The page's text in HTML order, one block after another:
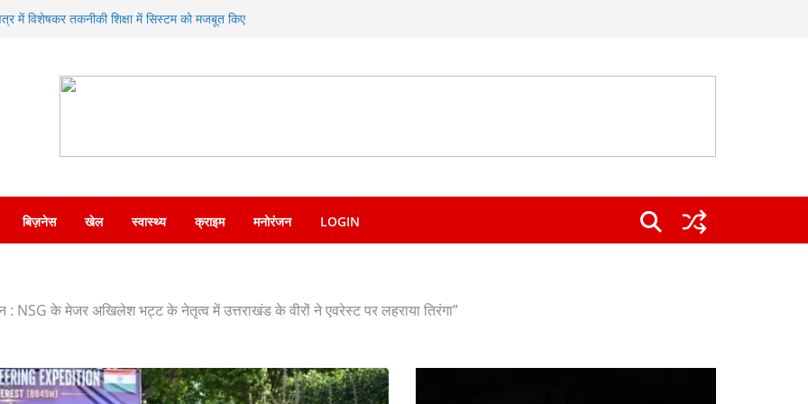
संगम—SDRF ने शंकराचार्य चौक पर लगाया निःशुल्क
पर दिया जोर
एसएसपी देहरादून को सौंपा नशा मुक्ति अभियान संबंधी
मीडिया पर वायरल वीडियो का संज्ञान लेकर त्वरित
ने किया गिरफ्तार
प्रसन्नता व्यक्त करते हुए कृषि मंत्री गणेश जोशी ने
बिज़नेस खेल स्वास्थ्य क्राइम मनोरंजन LOGIN
के मेजर अखिलेश भट्ट के नेतृत्व में उत्तराखंड के वीरों ने एवरेस्ट पर लहराया तिरंगा”